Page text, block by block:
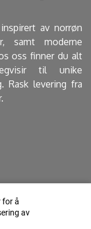
for å
av
av norrøn
samt moderne
oss finner du alt
til unike
Rask levering fra
Mystore.no